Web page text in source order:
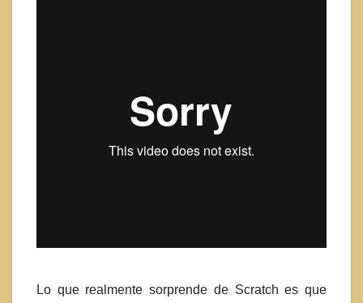
Lo que realmente sorprende de Scratch es que